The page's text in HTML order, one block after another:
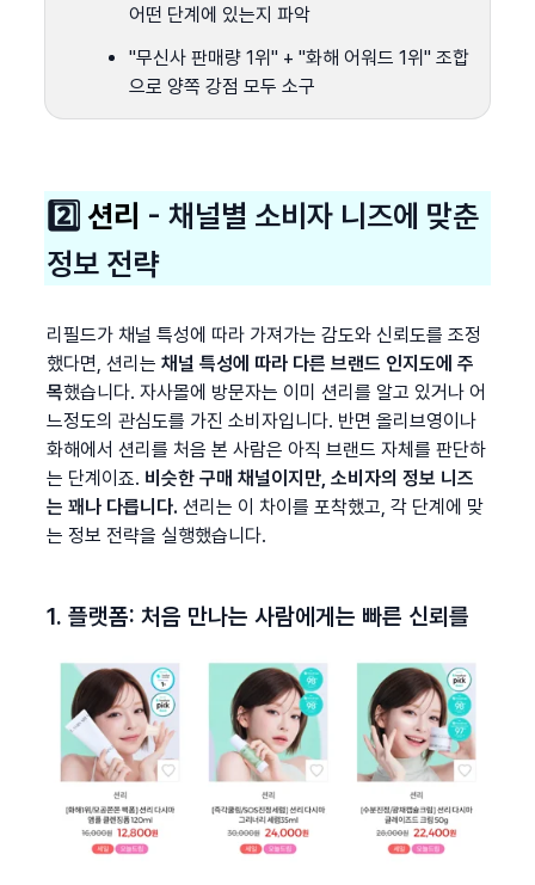
어떤 단계에 있는지 파악
"무신사 판매량 1위" + "화해 어워드 1위" 조합
으로 양쪽 강점 모두 소구
2️⃣ 션리 - 채널별 소비자 니즈에 맞춘
정보 전략
리필드가 채널 특성에 따라 가져가는 감도와 신뢰도를 조정
했다면, 션리는 채널 특성에 따라 다른 브랜드 인지도에 주
목했습니다. 자사몰에 방문자는 이미 션리를 알고 있거나 어
느정도의 관심도를 가진 소비자입니다. 반면 올리브영이나
화해에서 션리를 처음 본 사람은 아직 브랜드 자체를 판단하
는 단계이죠. 비슷한 구매 채널이지만, 소비자의 정보 니즈
는 꽤나 다릅니다. 션리는 이 차이를 포착했고, 각 단계에 맞
는 정보 전략을 실행했습니다.
1. 플랫폼: 처음 만나는 사람에게는 빠른 신뢰를